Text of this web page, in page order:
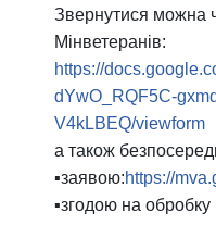
Звернутися можна
Мінветеранів:
https://
dYwO_RQF5C-
V4kLBEQ/viewform
а також
▪️заявою:https://
▪️згодою на